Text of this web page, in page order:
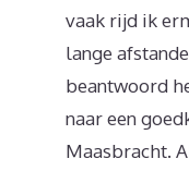
vaak rijd ik
lange
beantwoord
naar een
Maasbracht.